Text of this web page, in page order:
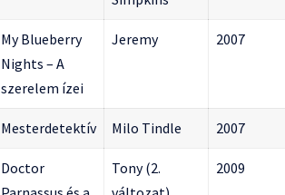
My Blueberry
Nights – A
szerelem ízei
Jeremy 2007
Mesterdetektív Milo Tindle 2007
Doctor
Tony (2.
2009